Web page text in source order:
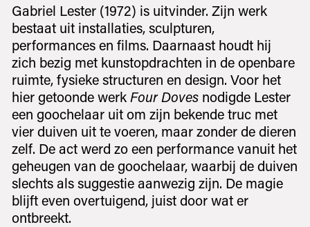
Gabriel Lester (1972) is uitvinder. Zijn werk
bestaat uit installaties, sculpturen,
performances en films. Daarnaast houdt hij
zich bezig met kunstopdrachten in de openbare
ruimte, fysieke structuren en design. Voor het
hier getoonde werk Four Dovesnodigde Lester
een goochelaar uit om zijn bekende truc met
vier duiven uit te voeren, maar zonder de dieren
zelf. De act werd zo een performance vanuit het
geheugen van de goochelaar, waarbij de duiven
slechts als suggestie aanwezig zijn. De magie
blijft even over­tuigend, juist door wat er
ontbreekt.